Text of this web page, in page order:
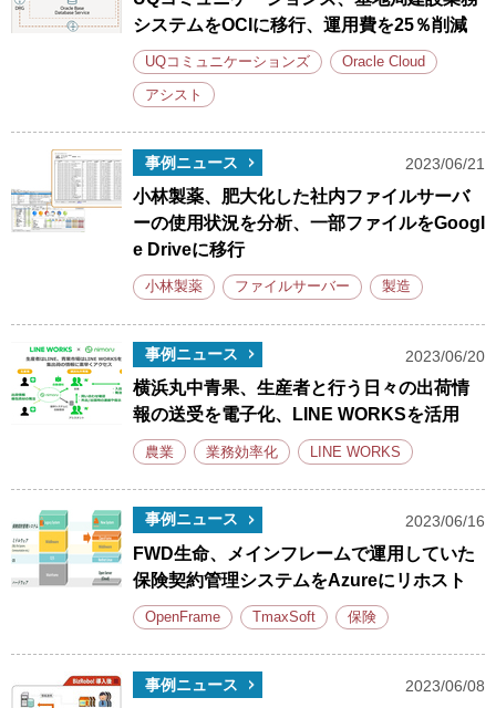
システムをOCIに移行、運用費を25％削減
UQコミュニケーションズ Oracle Cloud
アシスト
事例ニュース 2023/06/21
小林製薬、肥大化した社内ファイルサーバ
ーの使用状況を分析、一部ファイルをGoogl
e Driveに移行
小林製薬 ファイルサーバー 製造
事例ニュース 2023/06/20
横浜丸中青果、生産者と行う日々の出荷情
報の送受を電子化、LINE WORKSを活用
農業 業務効率化 LINE WORKS
事例ニュース 2023/06/16
FWD生命、メインフレームで運用していた
保険契約管理システムをAzureにリホスト
OpenFrame TmaxSoft 保険
事例ニュース 2023/06/08